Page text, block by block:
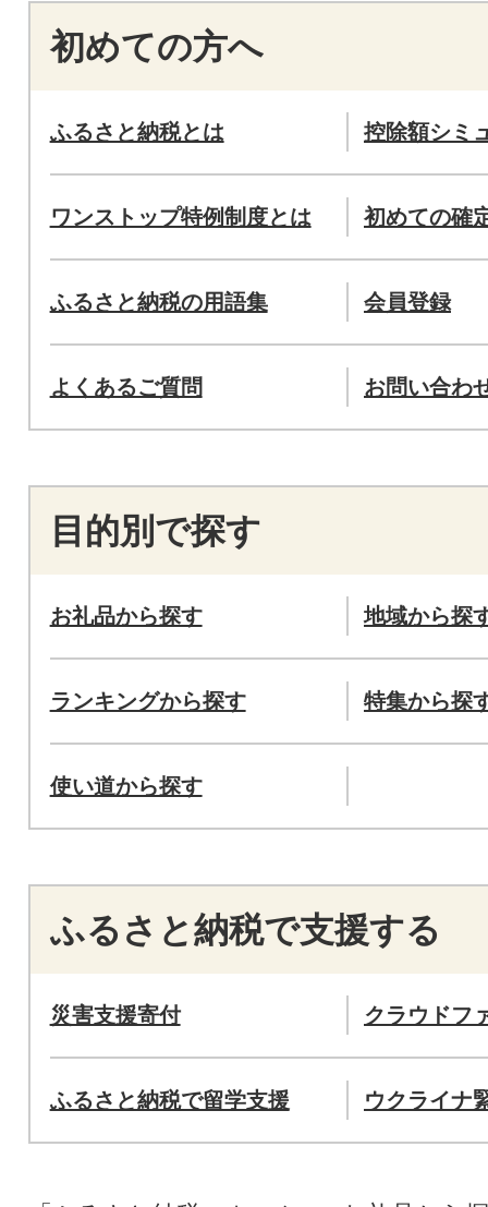
初めての方へ
ふるさと納税とは 控除額シミ
ワンストップ特例制度とは 初めての確
ふるさと納税の用語集 会員登録
よくあるご質問 お問い合わ
目的別で探す
お礼品から探す 地域から探
ランキングから探す 特集から探
使い道から探す
ふるさと納税で支援する
災害支援寄付 クラウドフ
ふるさと納税で留学支援 ウクライナ